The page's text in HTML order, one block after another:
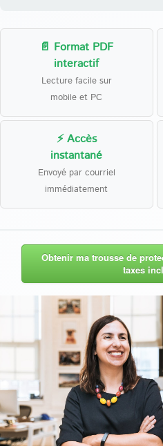
📄 Format PDF
interactif
Lecture facile sur
mobile et PC
⚡ Accès
instantané
Envoyé par courriel
immédiatement
Obtenir ma trousse de
taxes